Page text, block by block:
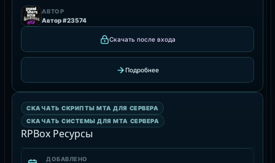
АВТОР
Автор #23574
Скачать после входа
Подробнее
РЕСУРС
СКАЧАТЬ СИСТЕМЫ ДЛЯ MTA СЕРВЕРА
СКАЧАТЬ СКРИПТЫ MTA ДЛЯ СЕРВЕРА
СКАЧАТЬ СИСТЕМЫ ДЛЯ MTA СЕРВЕРА
RPBox Ресурсы
ДОБАВЛЕНО